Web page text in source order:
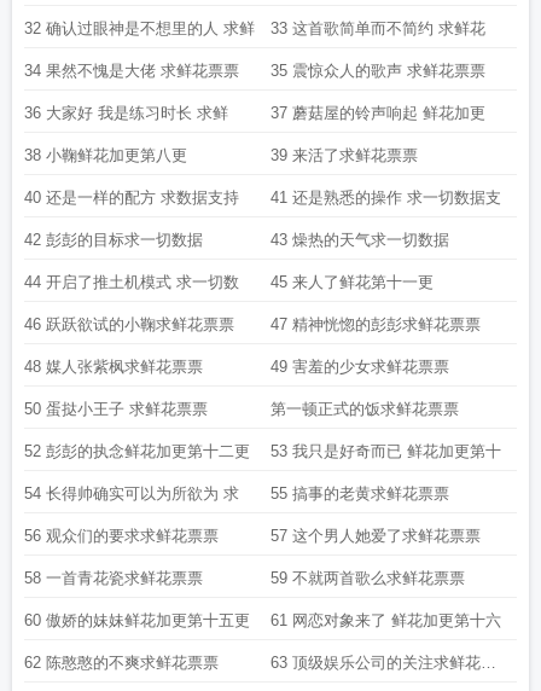
32 确认过眼神是不想里的人 求鲜 33 这首歌简单而不简约 求鲜花
34 果然不愧是大佬 求鲜花票票 35 震惊众人的歌声 求鲜花票票
36 大家好 我是练习时长 求鲜 37 蘑菇屋的铃声响起 鲜花加更
38 小鞠鲜花加更第八更 39 来活了求鲜花票票
40 还是一样的配方 求数据支持 41 还是熟悉的操作 求一切数据支
42 彭彭的目标求一切数据 43 燥热的天气求一切数据
44 开启了推土机模式 求一切数 45 来人了鲜花第十一更
46 跃跃欲试的小鞠求鲜花票票 47 精神恍惚的彭彭求鲜花票票
48 媒人张紫枫求鲜花票票 49 害羞的少女求鲜花票票
50 蛋挞小王子 求鲜花票票 第一顿正式的饭求鲜花票票
52 彭彭的执念鲜花加更第十二更 53 我只是好奇而已 鲜花加更第十
54 长得帅确实可以为所欲为 求 55 搞事的老黄求鲜花票票
56 观众们的要求求鲜花票票 57 这个男人她爱了求鲜花票票
58 一首青花瓷求鲜花票票 59 不就两首歌么求鲜花票票
60 傲娇的妹妹鲜花加更第十五更 61 网恋对象来了 鲜花加更第十六
62 陈憨憨的不爽求鲜花票票 63 顶级娱乐公司的关注求鲜花票